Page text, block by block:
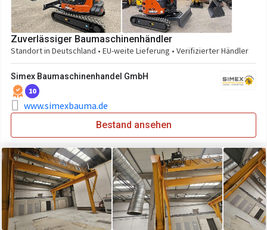
Zuverlässiger Baumaschinenhändler
Standort in Deutschland • EU-weite Lieferung • Verifizierter Händler
Simex Baumaschinenhandel GmbH
10
www.simexbauma.de
Bestand ansehen